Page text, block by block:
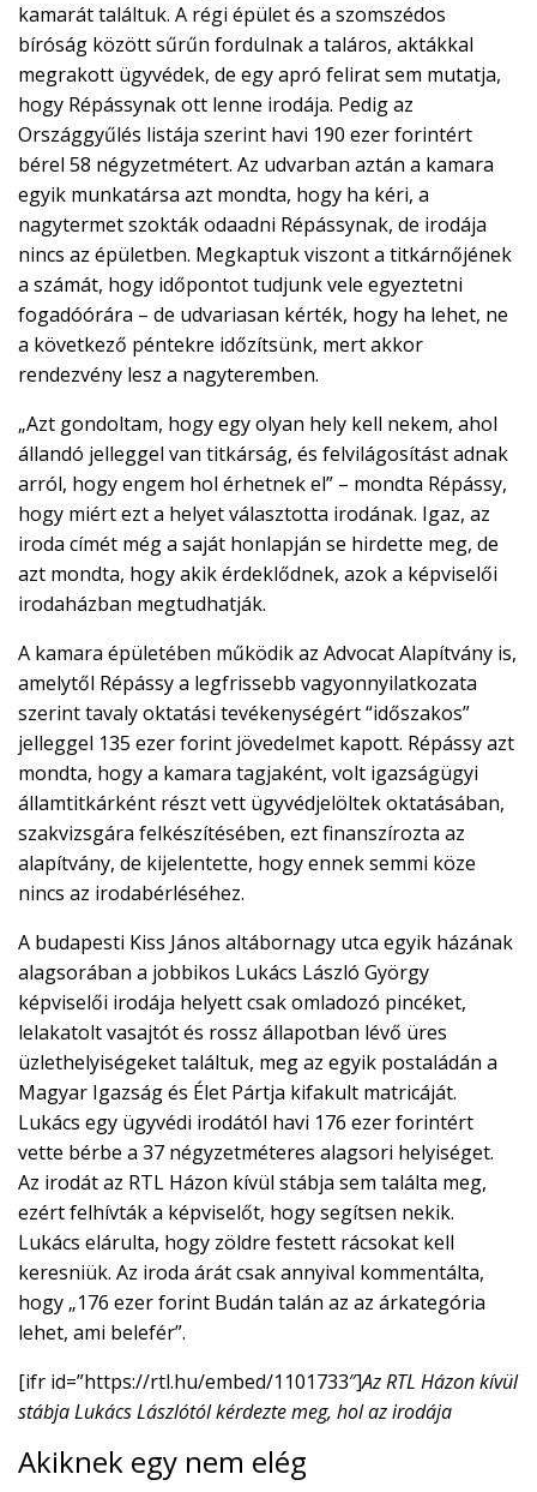
kamarát találtuk. A régi épület és a szomszédos
bíróság között sűrűn fordulnak a taláros, aktákkal
megrakott ügyvédek, de egy apró felirat sem mutatja,
hogy Répássynak ott lenne irodája. Pedig az
Országgyűlés listája szerint havi 190 ezer forintért
bérel 58 négyzetmétert. Az udvarban aztán a kamara
egyik munkatársa azt mondta, hogy ha kéri, a
nagytermet szokták odaadni Répássynak, de irodája
nincs az épületben. Megkaptuk viszont a titkárnőjének
a számát, hogy időpontot tudjunk vele egyeztetni
fogadóórára – de udvariasan kérték, hogy ha lehet, ne
a következő péntekre időzítsünk, mert akkor
rendezvény lesz a nagyteremben.
„Azt gondoltam, hogy egy olyan hely kell nekem, ahol
állandó jelleggel van titkárság, és felvilágosítást adnak
arról, hogy engem hol érhetnek el” – mondta Répássy,
hogy miért ezt a helyet választotta irodának. Igaz, az
iroda címét még a saját honlapján se hirdette meg, de
azt mondta, hogy akik érdeklődnek, azok a képviselői
irodaházban megtudhatják.
A kamara épületében működik az Advocat Alapítvány is,
amelytől Répássy a legfrissebb vagyonnyilatkozata
szerint tavaly oktatási tevékenységért “időszakos”
jelleggel 135 ezer forint jövedelmet kapott. Répássy azt
mondta, hogy a kamara tagjaként, volt igazságügyi
államtitkárként részt vett ügyvédjelöltek oktatásában,
szakvizsgára felkészítésében, ezt finanszírozta az
alapítvány, de kijelentette, hogy ennek semmi köze
nincs az irodabérléséhez.
A budapesti Kiss János altábornagy utca egyik házának
alagsorában a jobbikos Lukács László György
képviselői irodája helyett csak omladozó pincéket,
lelakatolt vasajtót és rossz állapotban lévő üres
üzlethelyiségeket találtuk, meg az egyik postaládán a
Magyar Igazság és Élet Pártja kifakult matricáját.
Lukács egy ügyvédi irodától havi 176 ezer forintért
vette bérbe a 37 négyzetméteres alagsori helyiséget.
Az irodát az RTL Házon kívül stábja sem találta meg,
ezért felhívták a képviselőt, hogy segítsen nekik.
Lukács elárulta, hogy zöldre festett rácsokat kell
keresniük. Az iroda árát csak annyival kommentálta,
hogy „176 ezer forint Budán talán az az árkategória
lehet, ami belefér”.
[ifr id=”https://rtl.hu/embed/1101733″]Az RTL Házon kívül
stábja Lukács Lászlótól kérdezte meg, hol az irodája
Akiknek egy nem elég